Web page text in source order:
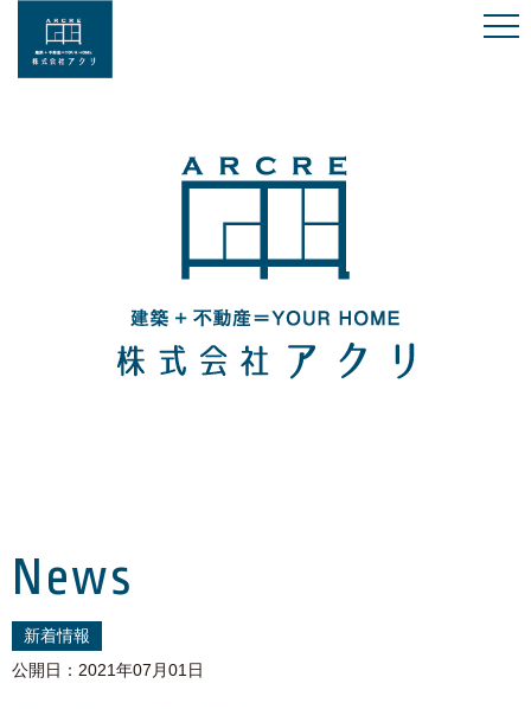
News
新着情報
公開日：2021年07月01日